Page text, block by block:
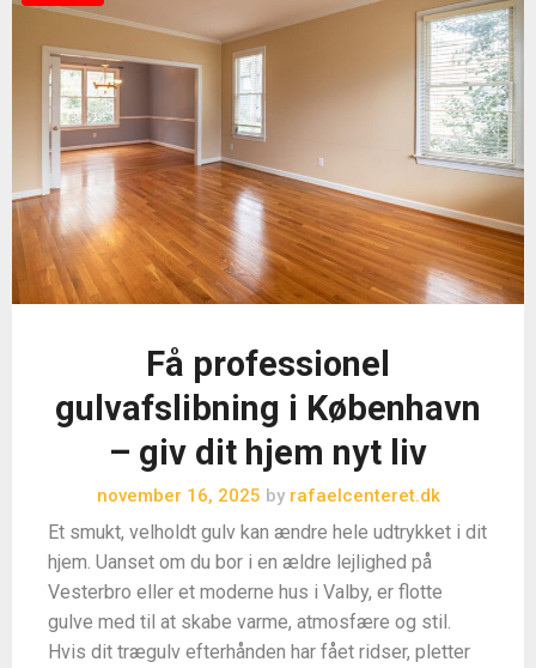
Få professionel
gulvafslibning i København
– giv dit hjem nyt liv
november 16, 2025 byrafaelcenteret.dk
Et smukt, velholdt gulv kan ændre hele udtrykket i dit
hjem. Uanset om du bor i en ældre lejlighed på
Vesterbro eller et moderne hus i Valby, er flotte
gulve med til at skabe varme, atmosfære og stil.
Hvis dit trægulv efterhånden har fået ridser, pletter